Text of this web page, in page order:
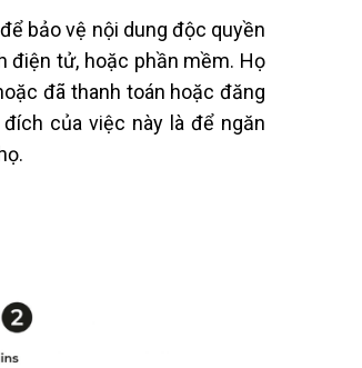
bảo vệ nội dung độc quyền
điện tử, hoặc phần mềm. Họ
đã thanh toán hoặc đăng
của việc này là để ngăn